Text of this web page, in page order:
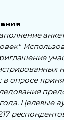
опросе
Целевые